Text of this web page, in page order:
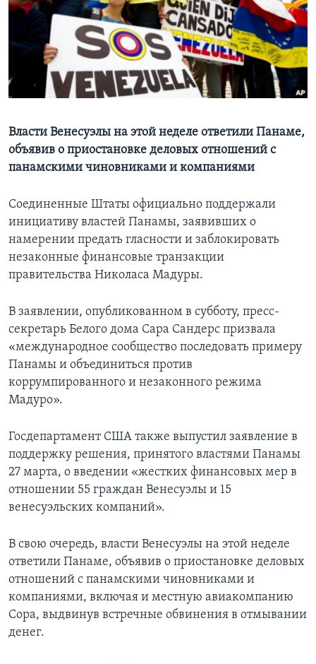
Learning English
СОЦИАЛЬНЫЕ СЕТИ
Языки
Власти Венесуэлы на этой неделе ответили Панаме,
объявив о приостановке деловых отношений с
панамскими чиновниками и компаниями
Соединенные Штаты официально поддержали
инициативу властей Панамы, заявивших о
намерении предать гласности и заблокировать
незаконные финансовые транзакции
правительства Николаса Мадуры.
В заявлении, опубликованном в субботу, пресс-
секретарь Белого дома Сара Сандерс призвала
«международное сообщество последовать примеру
Панамы и объединиться против
коррумпированного и незаконного режима
Мадуро».
Госдепартамент США также выпустил заявление в
поддержку решения, принятого властями Панамы
27 марта, о введении «жестких финансовых мер в
отношении 55 граждан Венесуэлы и 15
венесуэльских компаний».
В свою очередь, власти Венесуэлы на этой неделе
ответили Панаме, объявив о приостановке деловых
отношений с панамскими чиновниками и
компаниями, включая и местную авиакомпанию
Copa, выдвинув встречные обвинения в отмывании
денег.